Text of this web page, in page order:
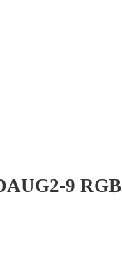
9 RGB